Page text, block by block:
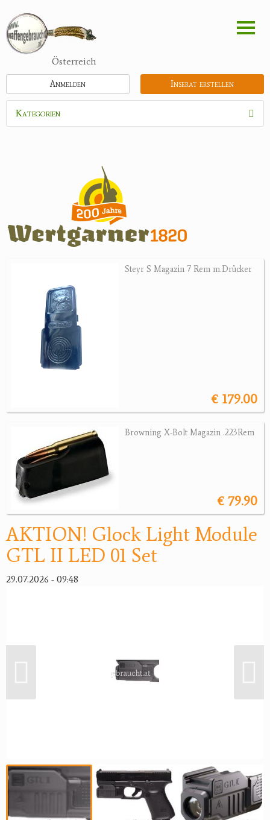
zum
Inhalt
Österreich
Inserat erstellen
Anmelden
Kategorien
Zubehör
Montagen, Ersatzteile
Lederartikel
Messer
Sonstiges Zubehör
Antikes
Geschenke
Steyr S Magazin 7 Rem m.Drücker
€ 179.00
Browning X-Bolt Magazin .223Rem
€ 79.90
AKTION! Glock Light Module
GTL II LED 01 Set
29.07.2026 - 09:48